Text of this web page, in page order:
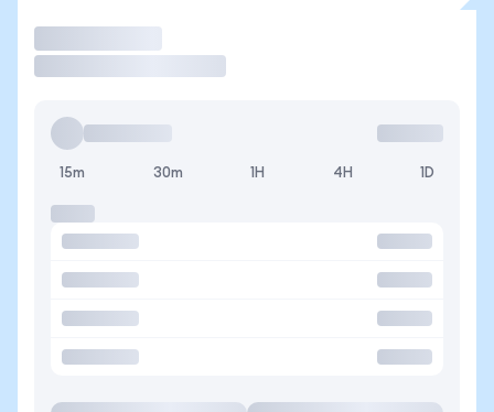
15m 30m 1H 4H 1D